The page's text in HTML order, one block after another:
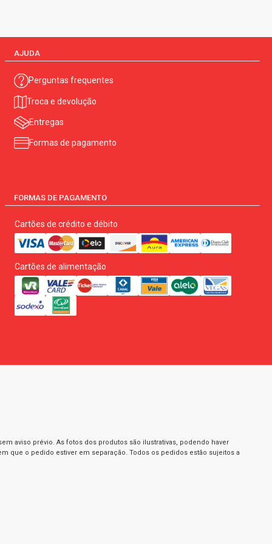
AJUDA
Perguntas frequentes
Troca e devolução
Entregas
Formas de pagamento
FORMAS DE PAGAMENTO
Cartões de crédito e débito
Cartões de alimentação
aviso prévio. As fotos dos produtos são ilustrativas, podendo haver
que o pedido estiver em separação. Todos os pedidos estão sujeitos a